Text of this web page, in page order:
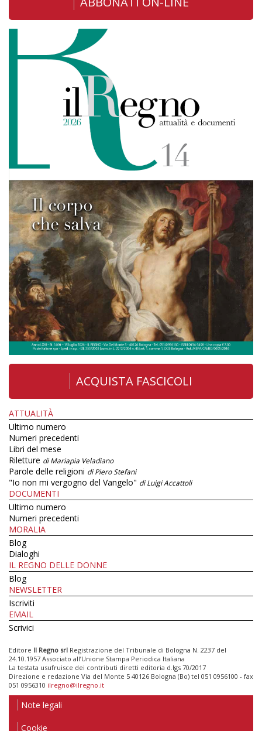
ACQUISTA FASCICOLI
ATTUALITÀ
Ultimo numero
Numeri precedenti
Libri del mese
Riletture di Mariapia Veladiano
Parole delle religioni di Piero Stefani
"Io non mi vergogno del Vangelo" di Luigi Accattoli
DOCUMENTI
Ultimo numero
Numeri precedenti
MORALIA
Blog
Dialoghi
IL REGNO DELLE DONNE
Blog
NEWSLETTER
Iscriviti
EMAIL
Scrivici
Editore Il Regno srl Registrazione del Tribunale di Bologna N. 2237 del
24.10.1957 Associato all’Unione Stampa Periodica Italiana
La testata usufruisce dei contributi diretti editoria d.lgs 70/2017
Direzione e redazione Via del Monte 5 40126 Bologna (Bo) tel 051 0956100 - fax
051 0956310 ilregno@ilregno.it
Note legali
Cookie